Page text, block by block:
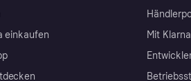
einkaufen
Mit